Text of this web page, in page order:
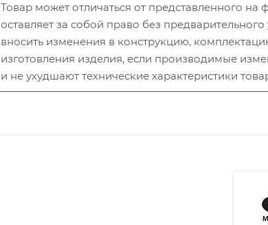
Товар может отличаться от представленного на
оставляет за собой право без
вносить изменения в конструкцию,
изготовления изделия, если производимые
и не ухудшают технические характеристики